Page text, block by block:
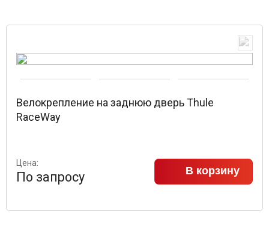
Велокрепление на заднюю дверь Thule
RaceWay
Цена:
По запросу В корзину